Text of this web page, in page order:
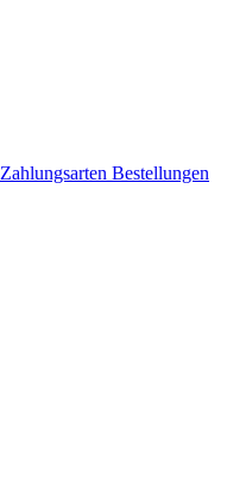
Zahlungsarten Bestellungen